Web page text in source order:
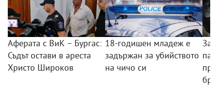
Аферата с ВиК – Бургас:
Съдът остави в ареста
Христо Широков
18-годишен младеж е
задържан за убийството
на чичо си